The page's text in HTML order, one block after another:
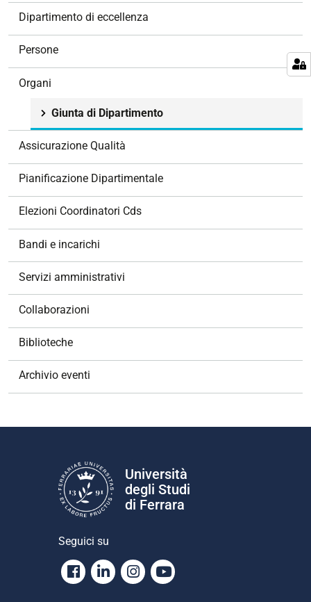
Dipartimento di eccellenza
Persone
Organi
Giunta di Dipartimento
Assicurazione Qualità
Pianificazione Dipartimentale
Elezioni Coordinatori Cds
Bandi e incarichi
Servizi amministrativi
Collaborazioni
Biblioteche
Archivio eventi
Università
degli Studi
di Ferrara
Seguici su
Facebook
LinkedinInstagram
Youtube